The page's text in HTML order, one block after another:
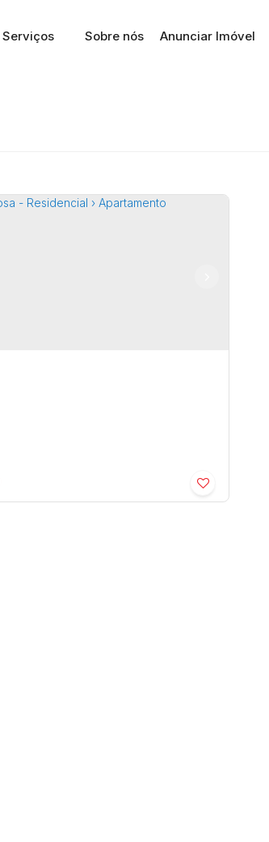
Anunciar Imóvel
Sobre nós
Serviços